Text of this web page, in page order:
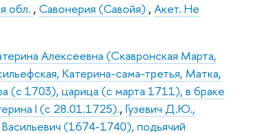
обл. ,Савонерия (Савойя) ,Акет. Не
Алексеевна (Скавронская Марта,
Катерина-сама-третья, Матка,
(с 1703), царица (с марта 1711), в браке
I (с 28.01.1725).,Гузевич Д.Ю.,
(1674-1740), подьячий